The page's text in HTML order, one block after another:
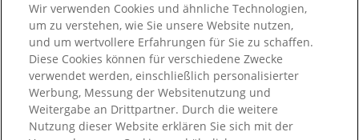
Sweden - Sverige
Switzerland (Suisse)
Switzerland (Schweiz)
Unitited Kingdom
Wir verwenden Cookies und ähnliche Technologien,
um zu verstehen, wie Sie unsere Website nutzen,
und um wertvollere Erfahrungen für Sie zu schaffen.
Diese Cookies können für verschiedene Zwecke
verwendet werden, einschließlich personalisierter
Werbung, Messung der Websitenutzung und
Weitergabe an Drittpartner. Durch die weitere
Nutzung dieser Website erklären Sie sich mit der